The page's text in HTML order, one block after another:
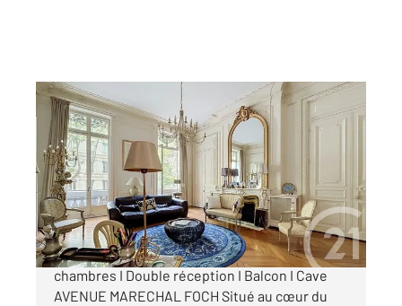
LYON 69006
267,85 m2, 7 pièces
Ref : 945
Appartement F7 à vendre
1 600 000 €
Lyon 6ème I Foch I Appartement de 270 m² I 5
chambres I Double réception I Balcon I Cave
AVENUE MARECHAL FOCH Situé au cœur du